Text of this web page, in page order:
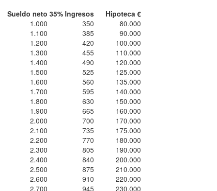
Sueldo neto 35% Ingresos
Hipoteca €
1.000
350
80.000
1.100
385
90.000
1.200
420
100.000
1.300
455
110.000
1.400
490
120.000
1.500
525
125.000
1.600
560
135.000
1.700
595
140.000
1.800
630
150.000
1.900
665
160.000
2.000
700
170.000
2.100
735
175.000
2.200
770
180.000
2.300
805
190.000
2.400
840
200.000
2.500
875
210.000
2.600
910
220.000
2.700
945 230.000